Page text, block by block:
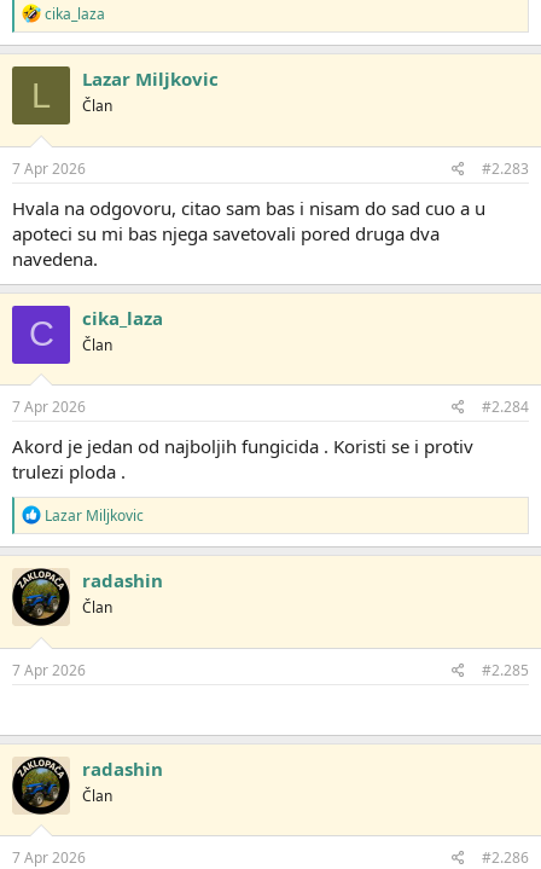
R
e
a
g
v
a
n
j
:
cika_laza
L Lazar Miljkovic
Član
7 Apr 2026 #2.283
Hvala na odgovoru, citao sam bas i nisam do sad cuo a u
apoteci su mi bas njega savetovali pored druga dva
navedena.
C cika_laza
Član
7 Apr 2026 #2.284
Akord je jedan od najboljih fungicida . Koristi se i protiv
trulezi ploda .
R
e
a
g
o
v
a
n
j
Lazar Miljkovic
radashin
Član
7 Apr 2026 #2.285
radashin
Član
7 Apr 2026 #2.286